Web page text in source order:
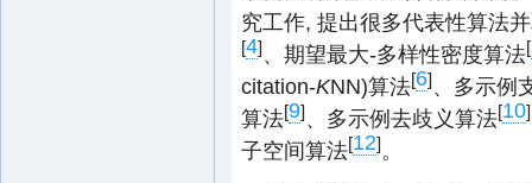
究工作, 提出很多代表性算法
[4]、期望最大-多样性密度算法[
citation-KNN)算法[6]、多示例
算法[9]、多示例去歧义算法[10]
子空间算法[12]。